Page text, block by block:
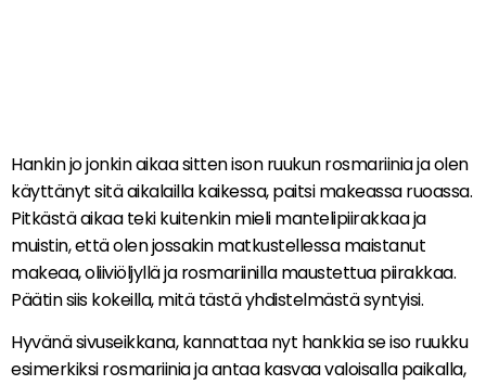
Hankin jo jonkin aikaa sitten ison ruukun rosmariinia ja olen
käyttänyt sitä aikalailla kaikessa, paitsi makeassa ruoassa.
Pitkästä aikaa teki kuitenkin mieli mantelipiirakkaa ja
muistin, että olen jossakin matkustellessa maistanut
makeaa, oliiviöljyllä ja rosmariinilla maustettua piirakkaa.
Päätin siis kokeilla, mitä tästä yhdistelmästä syntyisi.
Hyvänä sivuseikkana, kannattaa nyt hankkia se iso ruukku
esimerkiksi rosmariinia ja antaa kasvaa valoisalla paikalla,